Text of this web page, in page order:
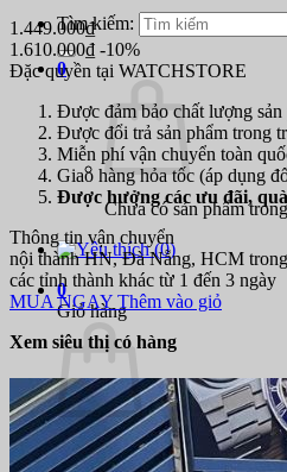
Tìm kiếm:
0
Chưa có sản phẩm
(0)
0
Giỏ hàng
Chưa có sản phẩm trong giỏ
1.449.000₫
1.610.000₫ -10%
Đặc quyền tại WATCHSTORE
Được đảm bảo chất lượng sản
Được đổi trả sản phẩm trong
Miễn phí vận chuyển toàn
Giao hàng hỏa tốc (áp dụng
Được hưởng các ưu đãi,
Thông tin vận chuyển
nội thành HN, Đà Nẵng, HCM
các tỉnh thành khác từ 1 đến 3 ngày
MUA NGAY Thêm vào giỏ
Xem siêu thị có hàng